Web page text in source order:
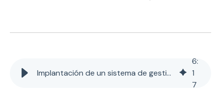
Implantación de un sistema de gestión documental: Empecemos desde cero
6:
1
7